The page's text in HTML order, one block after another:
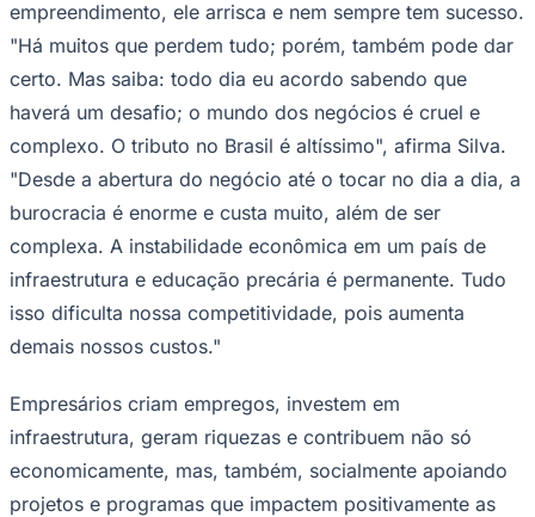
Corinthians
empreendimento, ele arrisca e nem sempre tem sucesso.
"Há muitos que perdem tudo; porém, também pode dar
certo. Mas saiba: todo dia eu acordo sabendo que
haverá um desafio; o mundo dos negócios é cruel e
complexo. O tributo no Brasil é altíssimo", afirma Silva.
"Desde a abertura do negócio até o tocar no dia a dia, a
burocracia é enorme e custa muito, além de ser
complexa. A instabilidade econômica em um país de
infraestrutura e educação precária é permanente. Tudo
isso dificulta nossa competitividade, pois aumenta
demais nossos custos."
Empresários criam empregos, investem em
infraestrutura, geram riquezas e contribuem não só
economicamente, mas, também, socialmente apoiando
projetos e programas que impactem positivamente as